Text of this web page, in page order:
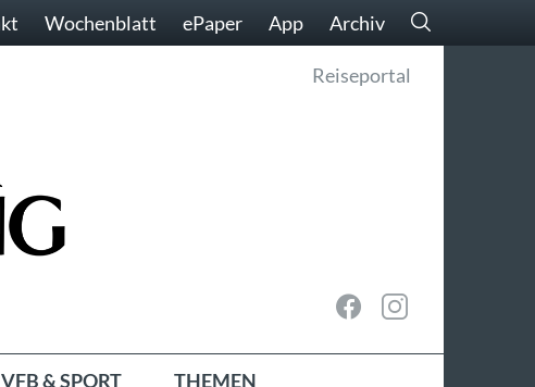
Wochenblatt ePaper App Archiv
Reiseportal
VFB & SPORT THEMEN